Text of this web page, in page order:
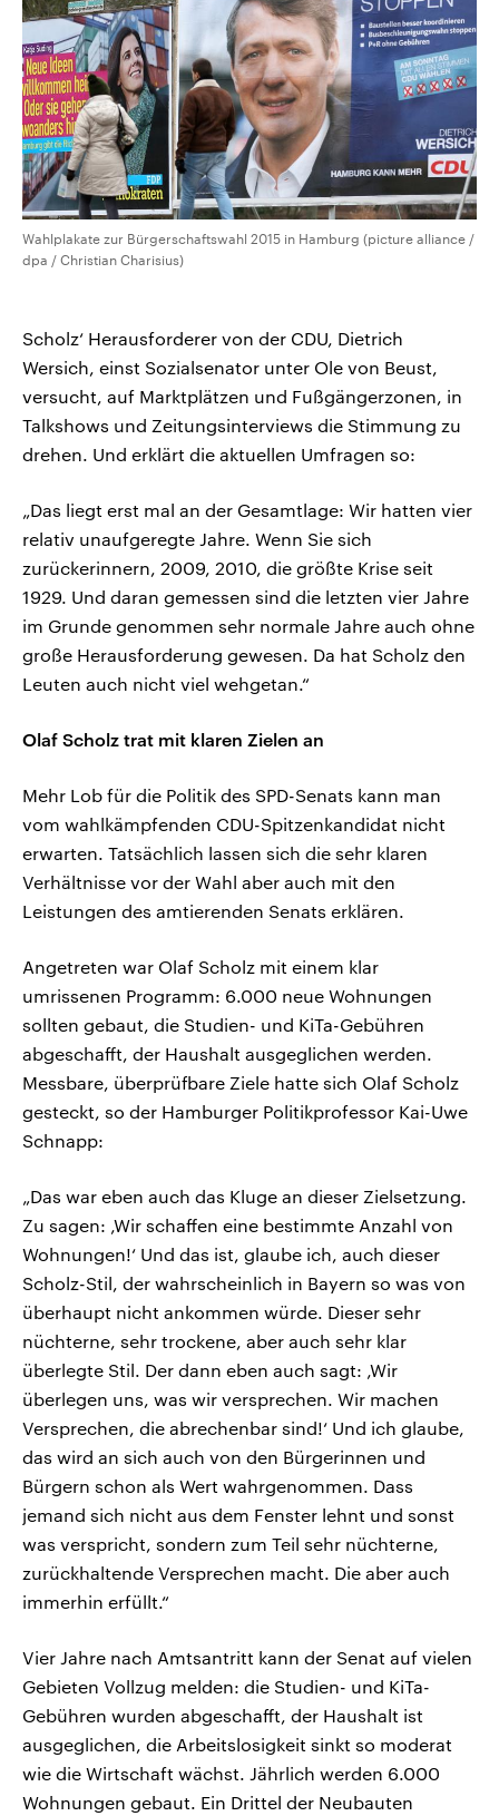
Wahlplakate zur Bürgerschaftswahl 2015 in Hamburg (picture alliance /
dpa / Christian Charisius)
Scholz‘ Herausforderer von der CDU, Dietrich
Wersich, einst Sozialsenator unter Ole von Beust,
versucht, auf Marktplätzen und Fußgängerzonen, in
Talkshows und Zeitungsinterviews die Stimmung zu
drehen. Und erklärt die aktuellen Umfragen so:
„Das liegt erst mal an der Gesamtlage: Wir hatten vier
relativ unaufgeregte Jahre. Wenn Sie sich
zurückerinnern, 2009, 2010, die größte Krise seit
1929. Und daran gemessen sind die letzten vier Jahre
im Grunde genommen sehr normale Jahre auch ohne
große Herausforderung gewesen. Da hat Scholz den
Leuten auch nicht viel wehgetan.“
Olaf Scholz trat mit klaren Zielen an
Mehr Lob für die Politik des SPD-Senats kann man
vom wahlkämpfenden CDU-Spitzenkandidat nicht
erwarten. Tatsächlich lassen sich die sehr klaren
Verhältnisse vor der Wahl aber auch mit den
Leistungen des amtierenden Senats erklären.
Angetreten war Olaf Scholz mit einem klar
umrissenen Programm: 6.000 neue Wohnungen
sollten gebaut, die Studien- und KiTa-Gebühren
abgeschafft, der Haushalt ausgeglichen werden.
Messbare, überprüfbare Ziele hatte sich Olaf Scholz
gesteckt, so der Hamburger Politikprofessor Kai-Uwe
Schnapp:
„Das war eben auch das Kluge an dieser Zielsetzung.
Zu sagen: ‚Wir schaffen eine bestimmte Anzahl von
Wohnungen!‘ Und das ist, glaube ich, auch dieser
Scholz-Stil, der wahrscheinlich in Bayern so was von
überhaupt nicht ankommen würde. Dieser sehr
nüchterne, sehr trockene, aber auch sehr klar
überlegte Stil. Der dann eben auch sagt: ‚Wir
überlegen uns, was wir versprechen. Wir machen
Versprechen, die abrechenbar sind!‘ Und ich glaube,
das wird an sich auch von den Bürgerinnen und
Bürgern schon als Wert wahrgenommen. Dass
jemand sich nicht aus dem Fenster lehnt und sonst
was verspricht, sondern zum Teil sehr nüchterne,
zurückhaltende Versprechen macht. Die aber auch
immerhin erfüllt.“
Vier Jahre nach Amtsantritt kann der Senat auf vielen
Gebieten Vollzug melden: die Studien- und KiTa-
Gebühren wurden abgeschafft, der Haushalt ist
ausgeglichen, die Arbeitslosigkeit sinkt so moderat
wie die Wirtschaft wächst. Jährlich werden 6.000
Wohnungen gebaut. Ein Drittel der Neubauten